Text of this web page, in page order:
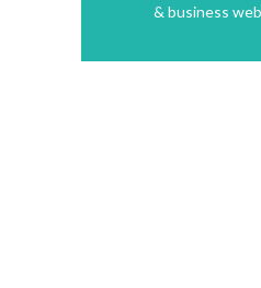
& business